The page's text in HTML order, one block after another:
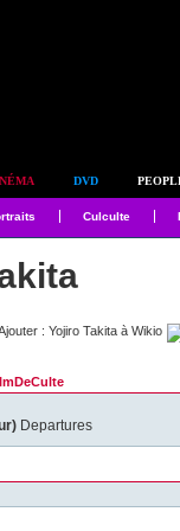
DVD
Culculte
Departures